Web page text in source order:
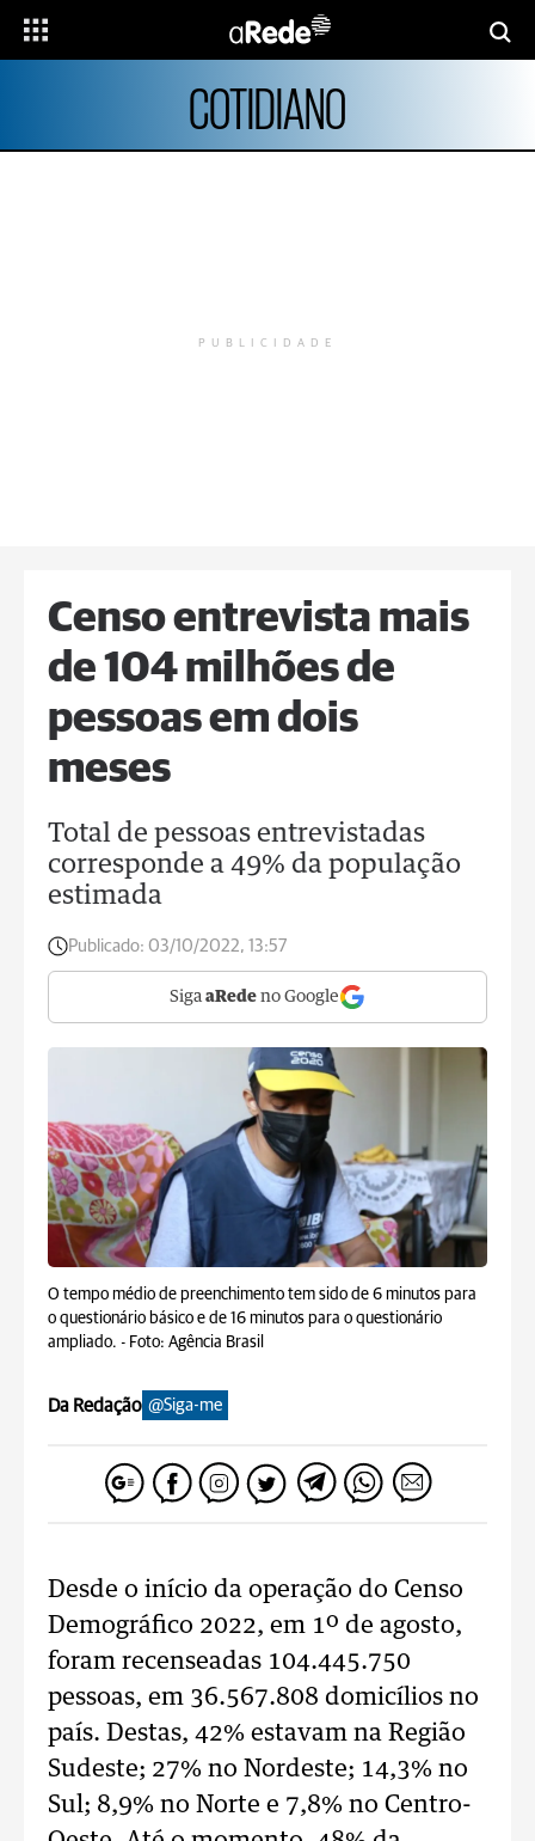
COTIDIANO
PUBLICIDADE
Censo entrevista mais
de 104 milhões de
pessoas em dois
meses
Total de pessoas entrevistadas
corresponde a 49% da população
estimada
Publicado: 03/10/2022, 13:57
Siga aRede no Google
O tempo médio de preenchimento tem sido de 6 minutos para
o questionário básico e de 16 minutos para o questionário
ampliado. - Foto: Agência Brasil
Da Redação @Siga-me
Desde o início da operação do Censo
Demográfico 2022, em 1º de agosto,
foram recenseadas 104.445.750
pessoas, em 36.567.808 domicílios no
país. Destas, 42% estavam na Região
Sudeste; 27% no Nordeste; 14,3% no
Sul; 8,9% no Norte e 7,8% no Centro-